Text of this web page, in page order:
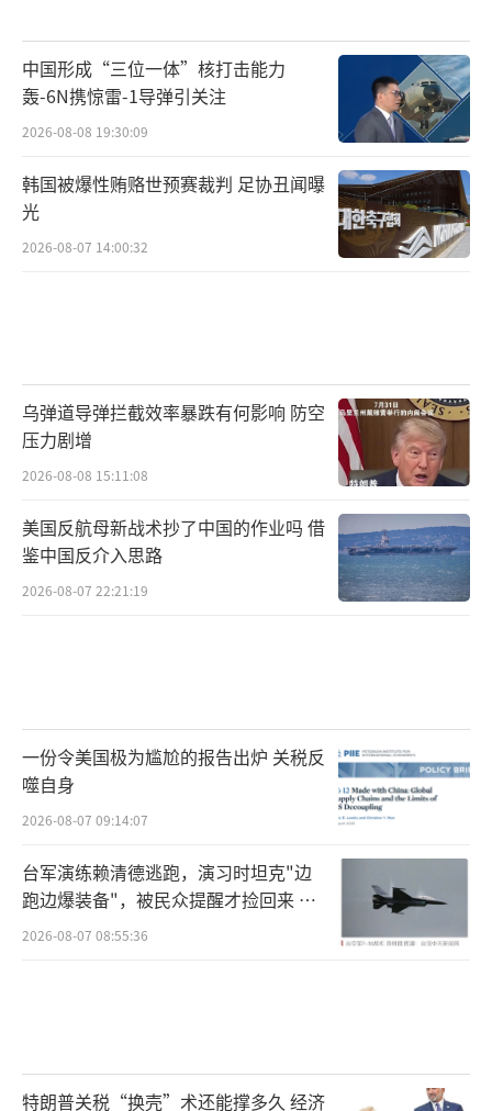
中国形成“三位一体”核打击能力
轰-6N携惊雷-1导弹引关注
2026-08-08 19:30:09
韩国被爆性贿赂世预赛裁判 足协丑闻曝
光
2026-08-07 14:00:32
乌弹道导弹拦截效率暴跌有何影响 防空
压力剧增
2026-08-08 15:11:08
美国反航母新战术抄了中国的作业吗 借
鉴中国反介入思路
2026-08-07 22:21:19
一份令美国极为尴尬的报告出炉 关税反
噬自身
2026-08-07 09:14:07
台军演练赖清德逃跑，演习时坦克"边
跑边爆装备"，被民众提醒才捡回来 演
习状况频出引发关注
2026-08-07 08:55:36
特朗普关税“换壳”术还能撑多久 经济